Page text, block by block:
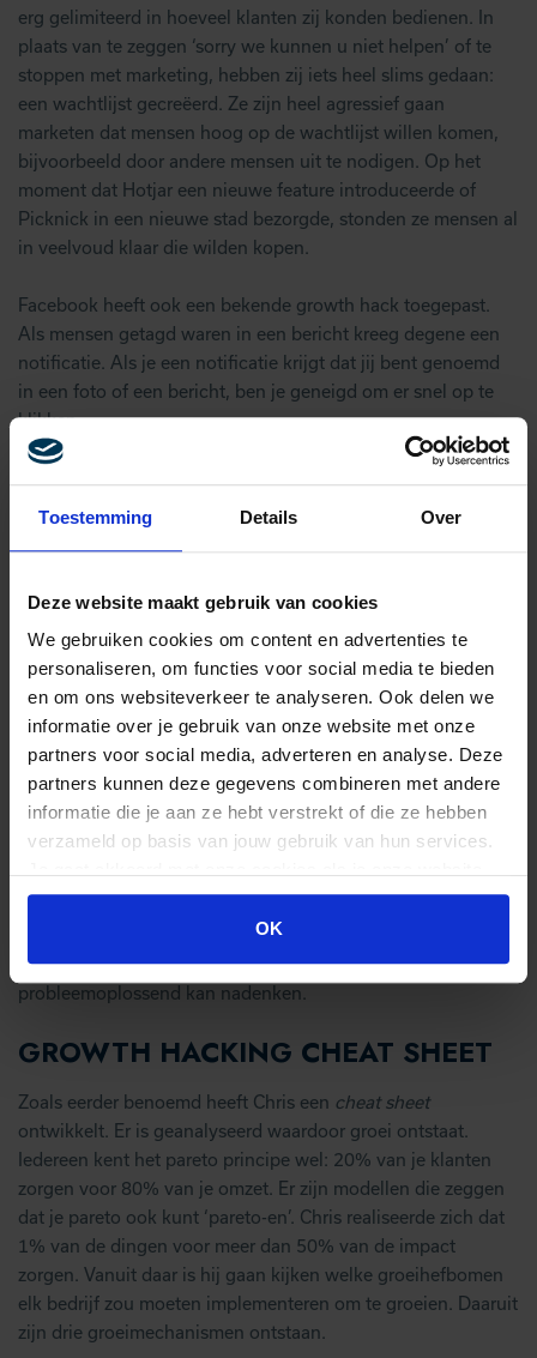
Toestemming Details Over
Deze website maakt gebruik van cookies
We gebruiken cookies om content en advertenties te
personaliseren, om functies voor social media te bieden
en om ons websiteverkeer te analyseren. Ook delen we
informatie over je gebruik van onze website met onze
partners voor social media, adverteren en analyse. Deze
partners kunnen deze gegevens combineren met andere
informatie die je aan ze hebt verstrekt of die ze hebben
verzameld op basis van jouw gebruik van hun services.
blijft gebruiken.
OK
erg gelimiteerd in hoeveel klanten zij konden bedienen. In
plaats van te zeggen ‘sorry we kunnen u niet helpen’ of te
stoppen met marketing, hebben zij iets heel slims gedaan:
een wachtlijst gecreëerd. Ze zijn heel agressief gaan
marketen dat mensen hoog op de wachtlijst willen komen,
bijvoorbeeld door andere mensen uit te nodigen. Op het
moment dat Hotjar een nieuwe feature introduceerde of
Picknick in een nieuwe stad bezorgde, stonden ze mensen al
in veelvoud klaar die wilden kopen.
Facebook heeft ook een bekende growth hack toegepast.
Als mensen getagd waren in een bericht kreeg degene een
notificatie. Als je een notificatie krijgt dat jij bent genoemd
in een foto of een bericht, ben je geneigd om er snel op te
klikken.
Facebook, LinkedIn, Uber sturen voor elk klein dingetje een
het één van de beste kanalen.
SKILLS VOOR EEN SUCCESVOL
GROWTH HACKING TEAM
Om een goed growth hacking team samen te stellen, zijn er
een aantal skills die onmisbaar zijn. Allereerst heb je iemand
nodig met IT- en development skills. Diegene kan zorgen dat
experimenten en campagnes daadwerkelijk live komen.
Vraag ook vooral de input van de IT’ers en developers die de
experimenten live zetten. Zij hebben vaak de beste ideeën.
ook een IT’er zijn, of een extra persoon. Ten slotte is het
belangrijk dat er iemand bij zit die analytisch is en
probleemoplossend kan nadenken.
GROWTH HACKING CHEAT SHEET
Zoals eerder benoemd heeft Chris een cheat sheet
ontwikkelt. Er is geanalyseerd waardoor groei ontstaat.
Iedereen kent het pareto principe wel: 20% van je klanten
zorgen voor 80% van je omzet. Er zijn modellen die zeggen
dat je pareto ook kunt ‘pareto-en’. Chris realiseerde zich dat
1% van de dingen voor meer dan 50% van de impact
zorgen. Vanuit daar is hij gaan kijken welke groeihefbomen
elk bedrijf zou moeten implementeren om te groeien. Daaruit
zijn drie groeimechanismen ontstaan.